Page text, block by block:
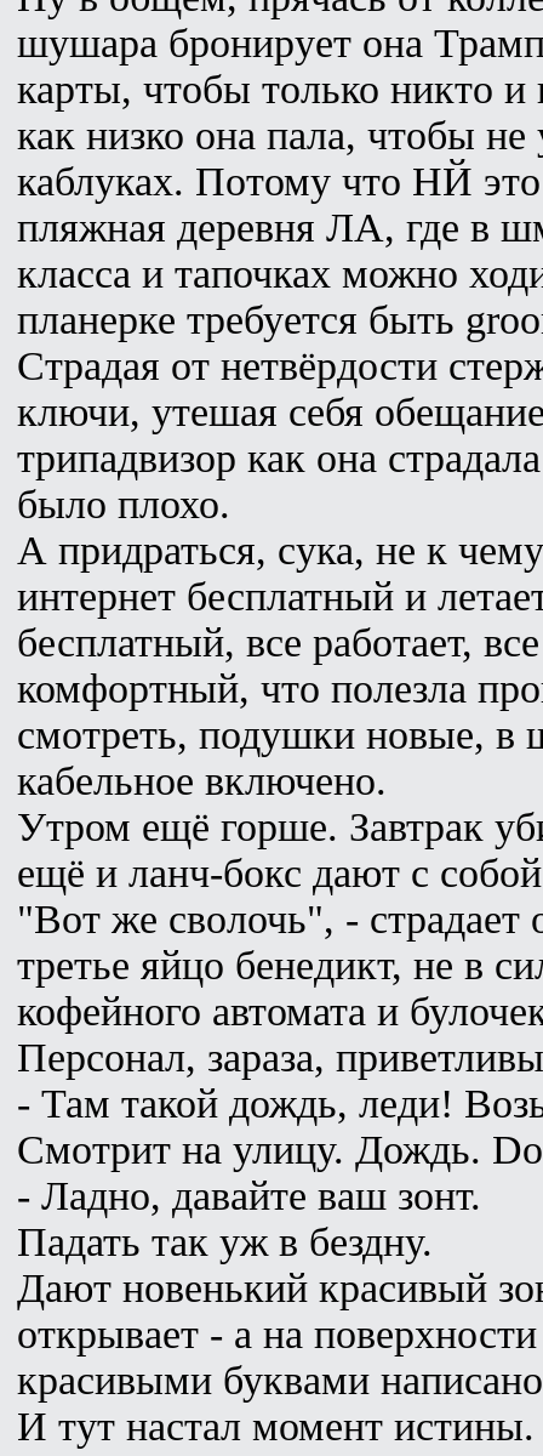
шушара бронирует она
карты, чтобы только никто и
как низко она пала, чтобы не
каблуках. Потому что НЙ
пляжная деревня ЛА, где в
класса и тапочках можно
планерке требуется быть
Страдая от нетвёрдости
ключи, утешая себя
трипадвизор как она
было плохо.
А придраться, сука, не к
интернет бесплатный и
бесплатный, все работает,
комфортный, что полезла
смотреть, подушки новые, в
кабельное включено.
Утром ещё горше. Завтрак
ещё и ланч-бокс дают с
"Вот же сволочь", - страдает
третье яйцо бенедикт, не в
кофейного автомата и
Персонал, зараза,
- Там такой дождь, леди!
Смотрит на улицу. Дождь.
- Ладно, давайте ваш зонт.
Падать так уж в бездну.
Дают новенький красивый
открывает - а на
красивыми буквами
И тут настал момент истины.